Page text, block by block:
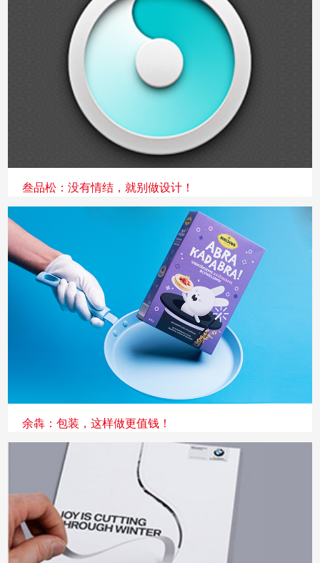
叁品松：没有情结，就别做设计！
余犇：包装，这样做更值钱！